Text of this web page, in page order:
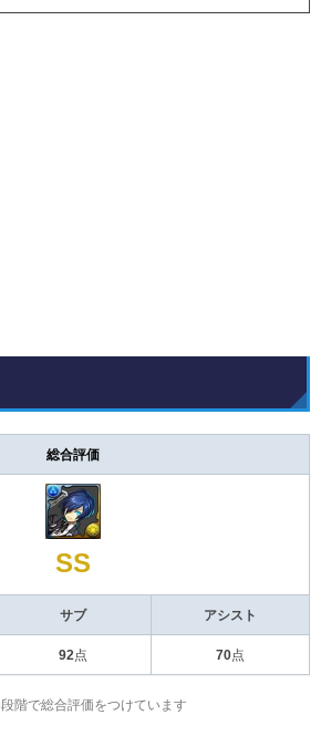
総合評価
SS
サブ アシスト
92 点 70点
階で総合評価をつけています